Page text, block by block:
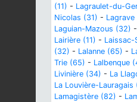
(11) - Lagraulet-du-
Nicolas (31) - Lagrave
Laguian-Mazous (32) -
Lairière (11) - Laissac-
(32) - Lalanne (65) -
Trie (65) - Lalbenque
Livinière (34) - La
La Louvière-Lauragais
Lamagistère (82) -